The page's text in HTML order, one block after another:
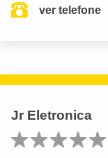
ver telefone
Jr Eletronica